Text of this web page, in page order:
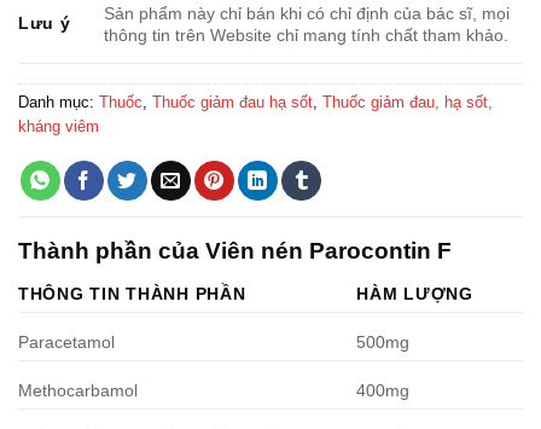
Lưu ý
Sản phẩm này chỉ bán khi có chỉ định của bác sĩ, mọi
thông tin trên Website chỉ mang tính chất tham khảo.
Danh mục: Thuốc Thuốc giảm đau hạ sốt Thuốc giảm đau, hạ sốt,
kháng viêm
Thành phần của Viên nén Parocontin F
THÔNG TIN THÀNH PHẦN HÀM LƯỢNG
Paracetamol 500mg
Methocarbamol 400mg